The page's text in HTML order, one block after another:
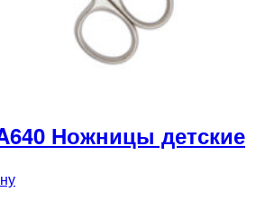
Ножницы детские